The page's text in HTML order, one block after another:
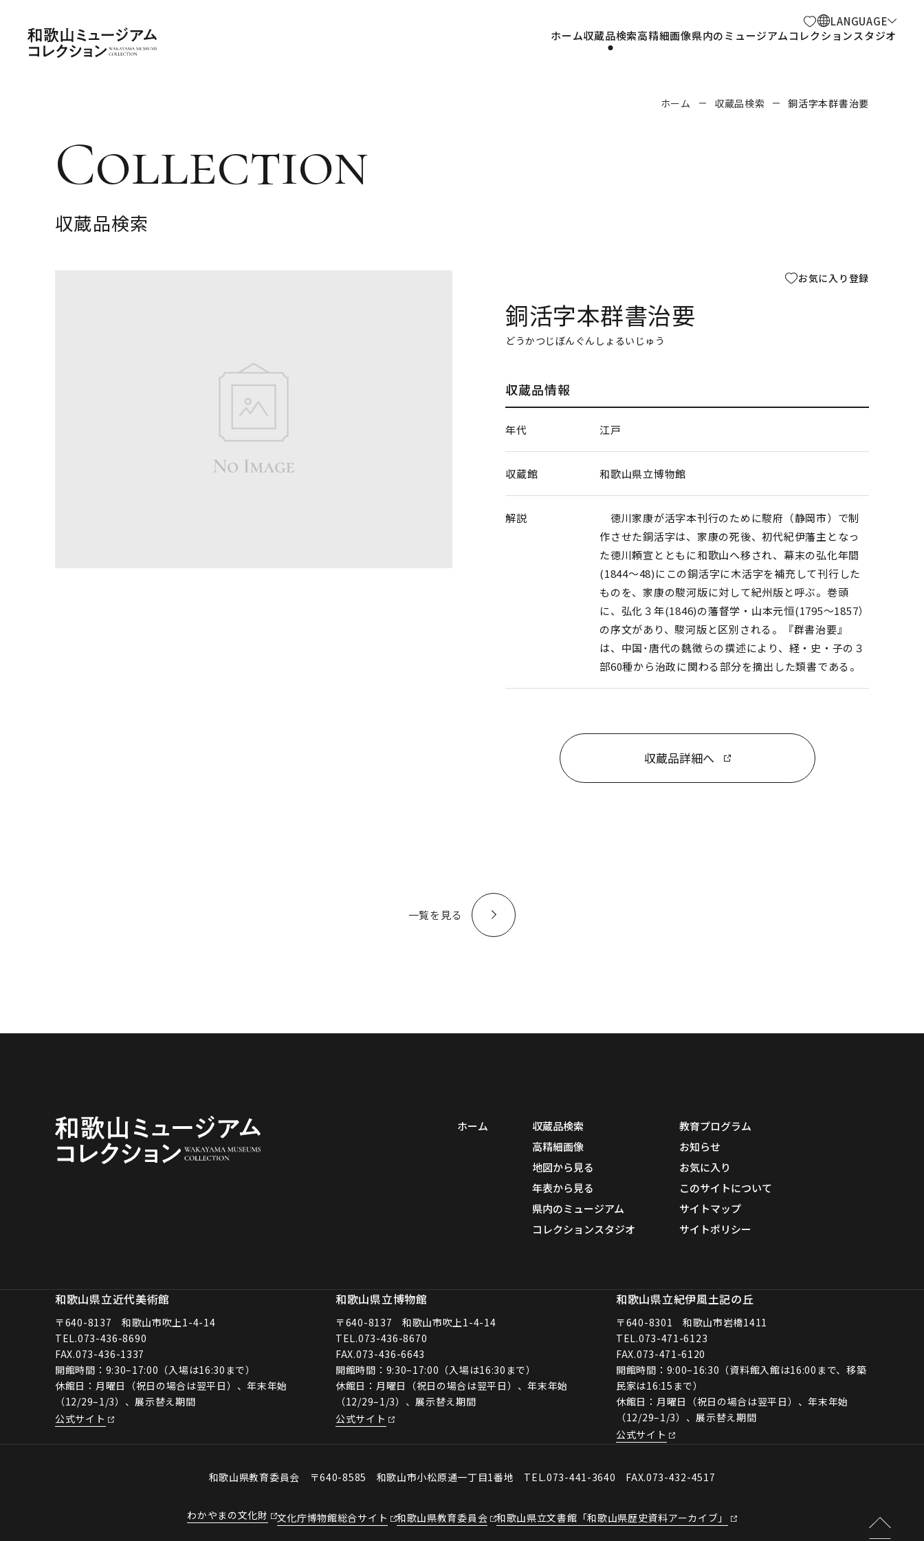
LANGUAGE
ホーム収蔵品検索高精細画像県内のミュージアムコレクションスタジオ
ホーム 収蔵品検索 銅活字本群書治要
Collection
収蔵品検索
お気に入り登録
銅活字本群書治要
どうかつじぼんぐんしょるいじゅう
収蔵品情報
年代 江戸
収蔵館 和歌山県立博物館
解説
徳川家康が活字本刊行のために駿府（静岡市）で制
作させた銅活字は、家康の死後、初代紀伊藩主となっ
た徳川頼宣とともに和歌山ヘ移され、幕末の弘化年間
(1844～48)にこの銅活字に木活字を補充して刊行した
ものを、家康の駿河版に対して紀州版と呼ぶ。巻頭
に、弘化３年(1846)の藩督学・山本元恒(1795～1857）
の序文があり、駿河版と区別される。『群書治要』
は、中国･唐代の魏徴らの撰述により、経・史・子の３
部60種から治政に関わる部分を摘出した類書である。
収蔵品詳細へ
一覧を見る
ホーム
収蔵品検索
高精細画像
地図から見る
年表から見る
県内のミュージアム
コレクションスタジオ
教育プログラム
お知らせ
お気に入り
このサイトについて
サイトマップ
サイトポリシー
和歌山県立近代美術館
〒640-8137 和歌山市吹上1-4-14
TEL.073-436-8690
FAX.073-436-1337
開館時間：9:30–17:00（入場は16:30まで）
休館日：月曜日（祝日の場合は翌平日）、年末年始
（12/29–1/3）、展示替え期間
公式サイト
和歌山県立博物館
〒640-8137 和歌山市吹上1-4-14
TEL.073-436-8670
FAX.073-436-6643
開館時間：9:30–17:00（入場は16:30まで）
休館日：月曜日（祝日の場合は翌平日）、年末年始
（12/29–1/3）、展示替え期間
公式サイト
和歌山県立紀伊風土記の丘
〒640-8301 和歌山市岩橋1411
TEL.073-471-6123
FAX.073-471-6120
開館時間：9:00–16:30（資料館入館は16:00まで、移築
民家は16:15まで）
休館日：月曜日（祝日の場合は翌平日）、年末年始
（12/29–1/3）、展示替え期間
公式サイト
和歌山県教育委員会 〒640-8585 和歌山市小松原通一丁目1番地 TEL.073-441-3640 FAX.073-432-4517
わかやまの文化財 文化庁博物館総合サイト 和歌山県教育委員会 和歌山県立文書館「和歌山県歴史資料アーカイブ」